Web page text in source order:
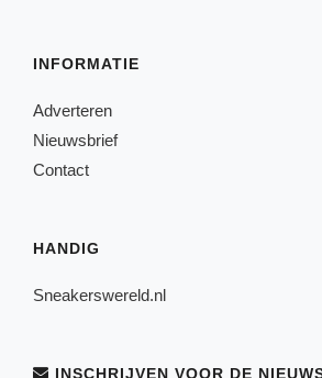
INFORMATIE
Adverteren
Nieuwsbrief
Contact
HANDIG
Sneakerswereld.nl
INSCHRIJVEN VOOR DE